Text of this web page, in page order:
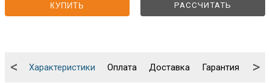
КУПИТЬ РАССЧИТАТЬ
Характеристики Оплата Доставка Гарантия
< >